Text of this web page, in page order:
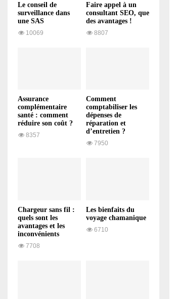
Le conseil de
surveillance dans
une SAS
10069
Faire appel à un
consultant SEO, que
des avantages !
8807
Assurance
complémentaire
santé : comment
réduire son coût ?
8357
Comment
comptabiliser les
dépenses de
réparation et
d’entretien ?
7950
Chargeur sans fil :
quels sont les
avantages et les
inconvénients
7708
Les bienfaits du
voyage chamanique
6710